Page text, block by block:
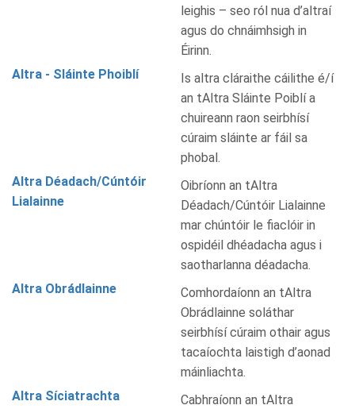
leighis – seo ról nua d’altraí
agus do chnáimhsigh in
Éirinn.
Altra - Sláinte Phoiblí
Is altra cláraithe cáilithe é/í
an tAltra Sláinte Poiblí a
chuireann raon seirbhísí
cúraim sláinte ar fáil sa
phobal.
Altra Déadach/Cúntóir
Lialainne
Oibríonn an tAltra
Déadach/Cúntóir Lialainne
mar chúntóir le fiaclóir in
ospidéil dhéadacha agus i
saotharlanna déadacha.
Altra Obrádlainne
Comhordaíonn an tAltra
Obrádlainne soláthar
seirbhísí cúraim othair agus
tacaíochta laistigh d’aonad
máinliachta.
Altra Síciatrachta
Cabhraíonn an tAltra